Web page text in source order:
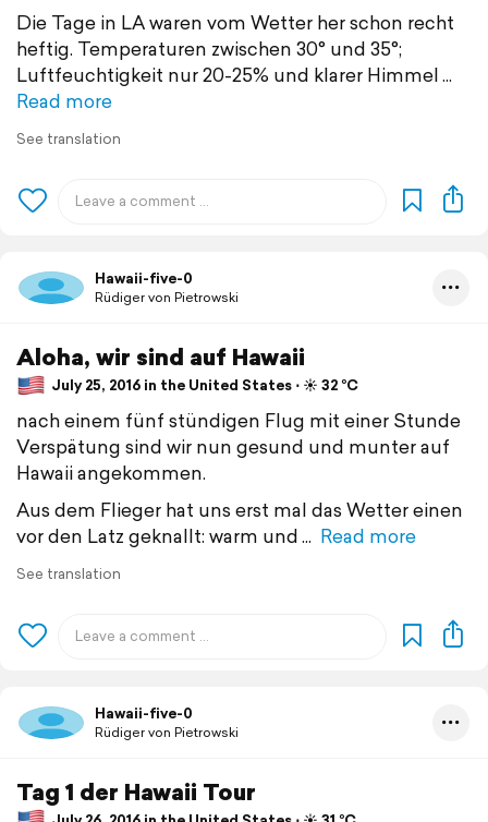
Die Tage in LA waren vom Wetter her schon recht
heftig. Temperaturen zwischen 30° und 35°;
Luftfeuchtigkeit nur 20-25% und klarer Himmel
Read more
See translation
Hawaii-five-0
Rüdiger von Pietrowski
Aloha, wir sind auf Hawaii
July 25, 2016 in the United States ⋅ ☀️ 32 °C
nach einem fünf stündigen Flug mit einer Stunde
Verspätung sind wir nun gesund und munter auf
Hawaii angekommen.
Aus dem Flieger hat uns erst mal das Wetter einen
vor den Latz geknallt: warm und
Read more
See translation
Hawaii-five-0
Rüdiger von Pietrowski
Tag 1 der Hawaii Tour